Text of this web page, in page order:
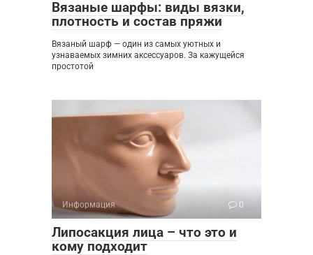
Вязаные шарфы: виды вязки,
плотность и состав пряжи
Вязаный шарф — один из самых уютных и
узнаваемых зимних аксессуаров. За кажущейся
простотой
Информация 0
Липосакция лица – что это и
кому подходит